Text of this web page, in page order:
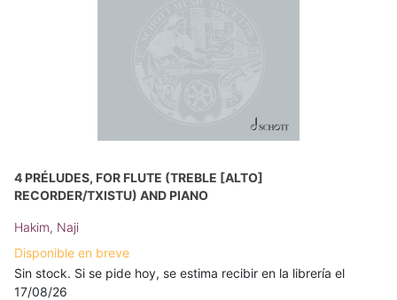
4 PRÉLUDES, FOR FLUTE (TREBLE [ALTO]
RECORDER/TXISTU) AND PIANO
Hakim, Naji
Disponible en breve
Sin stock. Si se pide hoy, se estima recibir en la librería el
17/08/26